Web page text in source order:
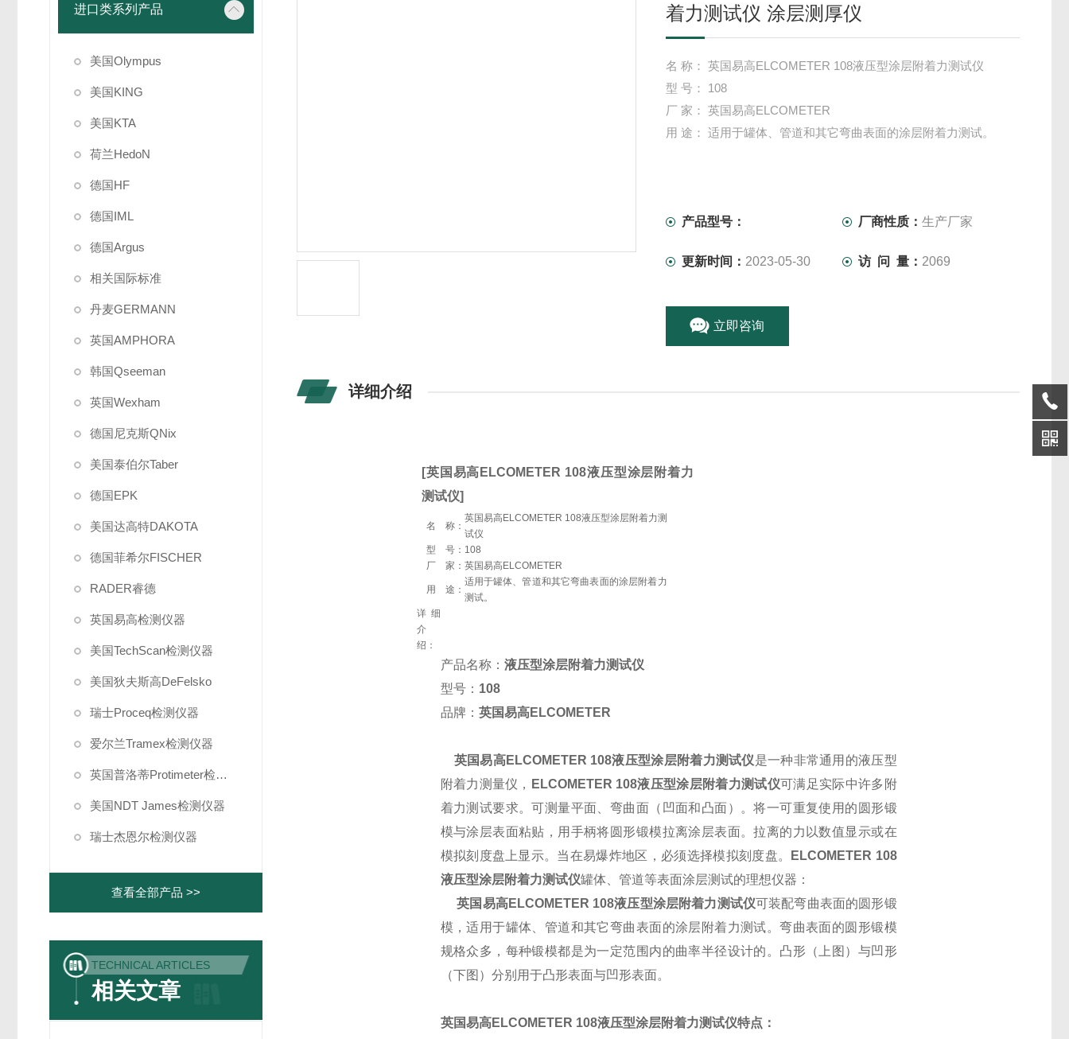
进口类系列产品
美国Olympus
美国KING
美国KTA
荷兰HedoN
德国HF
德国IML
德国Argus
相关国际标准
丹麦GERMANN
英国AMPHORA
韩国Qseeman
英国Wexham
德国尼克斯QNix
美国泰伯尔Taber
德国EPK
美国达高特DAKOTA
德国菲希尔FISCHER
RADER睿德
英国易高检测仪器
美国TechScan检测仪器
美国狄夫斯高DeFelsko
瑞士Proceq检测仪器
爱尔兰Tramex检测仪器
英国普洛蒂Protimeter检测仪器
美国NDT James检测仪器
瑞士杰恩尔检测仪器
查看全部产品 >>
TECHNICAL ARTICLES
相关文章
着力测试仪 涂层测厚仪
名 称： 英国易高ELCOMETER 108液压型涂层附着力测试仪
型 号： 108
厂 家： 英国易高ELCOMETER
用 途： 适用于罐体、管道和其它弯曲表面的涂层附着力测试。
产品型号： 厂商性质：生产厂家
更新时间： 2023-05-30 访 问 量： 2069
立即咨询
详细介绍
[英国易高ELCOMETER 108液压型涂层附着力
测试仪]
名 称：
英国易高ELCOMETER 108液压型涂层附着力测
试仪
型 号： 108
厂 家： 英国易高ELCOMETER
用 途：
适用于罐体、管道和其它弯曲表面的涂层附着力
测试。
详细
介
绍：
产品名称： 液压型涂层附着力测试仪
型号： 108
品牌： 英国易高ELCOMETER
英国易高ELCOMETER 108液压型涂层附着力测试仪是一种非常通用的液压型
附着力测量仪，
ELCOMETER 108液压型涂层附着力测试仪可满足实际中许多附
着力测试要求。可测量平面、弯曲面（凹面和凸面）。将一可重复使用的圆形锻
模与涂层表面粘贴，用手柄将圆形锻模拉离涂层表面。拉离的力以数值显示或在
模拟刻度盘上显示。当在易爆炸地区，必须选择模拟刻度盘。
ELCOMETER 108
液压型涂层附着力测试仪罐体、管道等表面涂层测试的理想仪器：
英国易高ELCOMETER 108液压型涂层附着力测试仪可装配弯曲表面的圆形锻
模，适用于罐体、管道和其它弯曲表面的涂层附着力测试。弯曲表面的圆形锻模
规格众多，每种锻模都是为一定范围内的曲率半径设计的。凸形（上图）与凹形
（下图）分别用于凸形表面与凹形表面。
英国易高ELCOMETER 108液压型涂层附着力测试仪特点：